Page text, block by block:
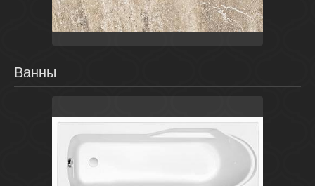
Титан
LB-CERAMICS
Ванны
Белый